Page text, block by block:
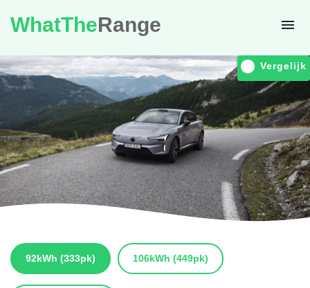
WhatTheRange
Vergelijk
92kWh (333pk) 106kWh (449pk)